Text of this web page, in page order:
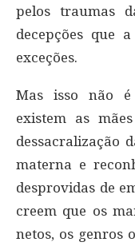
pelos traumas
decepções que
exceções.
Mas isso não é
existem as
dessacralização
materna e
desprovidas de
creem que os
netos, os genros